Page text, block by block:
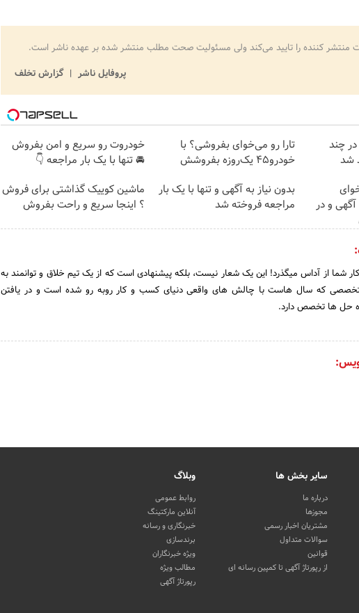
منتشر کننده را تایید می‌کند ولی مسئولیت صحت مطلب منتشر شده بر عهده ناشر است.
پروفایل ناشر
گزارش تخلف
چند
شد
تارا رو می‌خوای بفروشی؟ با
خودرو۴۵ یک‌روزه بفروشش
خودروت رو سریع و امن بفروش
🚘 تنها با یک بار مراجعه 👇
و در
بدون نیاز به آگهی و تنها با یک بار
مراجعه فروخته شد
ماشین کوییک گذاشتی برای فروش
؟ اینجا سریع و راحت بفروش
از آداس میگذرد! این یک شعار نیست، بلکه پیشنهادی است که از یک تیم خلاق و توانمند به
که سال هاست با چالش های واقعی دنیای کسب و کار روبه رو شده است و در یافتن
حل ها تخصص دارد.
سایر بخش ها
درباره ما
مجوزها
مشتریان اخبار رسمی
سوالات متداول
قوانین
از رپورتاژ آگهی تا کمپین رسانه ای
وبلاگ
روابط عمومی
آنلاین مارکتینگ
خبرنگاری و رسانه
برندسازی
ویژه خبرنگاران
مطالب ویژه
رپورتاژ آگهی